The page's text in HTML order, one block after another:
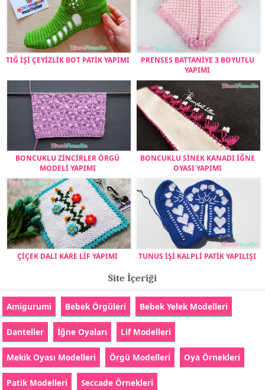
TIĞ İŞİ ÇEYİZLİK BOT PATİK YAPIMI
PRENSES BATTANİYE 3 BOYUTLU
YAPIMI
BONCUKLU ZİNCİRLER ÖRGÜ
MODELİ YAPIMI
BONCUKLU SİNEK KANADI İĞNE
OYASI YAPIMI
ÇİÇEK DALI KARE LİF YAPIMI TUNUS İŞİ KALPLİ PATİK YAPILIŞI
Site İçeriği
Amigurumi Bebek Örgüleri Bebek Yelek Modelleri
Danteller İğne Oyaları Lif Modelleri
Mekik Oyası Modelleri Örgü Modelleri Oya Örnekleri
Patik Modelleri Seccade Örnekleri